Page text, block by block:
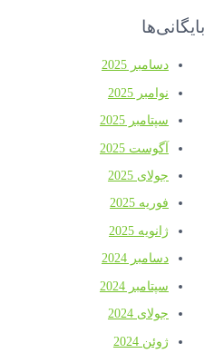
بایگانی‌ها
دسامبر 2025
نوامبر 2025
سپتامبر 2025
آگوست 2025
جولای 2025
فوریه 2025
ژانویه 2025
دسامبر 2024
سپتامبر 2024
جولای 2024
ژوئن 2024